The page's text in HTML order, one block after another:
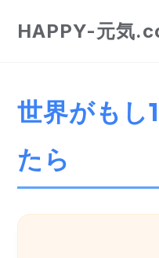
HAPPY-元気
世界がもし
たら